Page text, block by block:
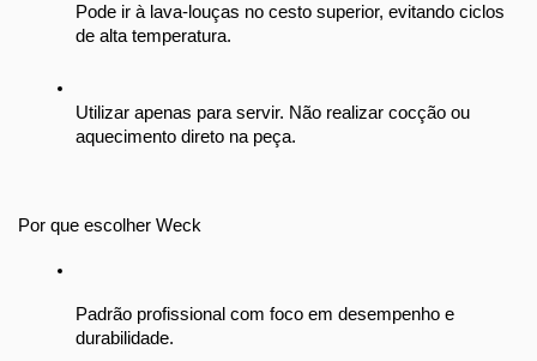
Pode ir à lava-louças no cesto superior, evitando ciclos
de alta temperatura.
Utilizar apenas para servir. Não realizar cocção ou
aquecimento direto na peça.
Por que escolher Weck
Padrão profissional com foco em desempenho e
durabilidade.